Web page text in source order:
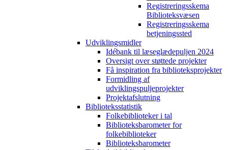
Registreringsskema
Biblioteksvæsen
Registreringsskema
betjeningssted
Udviklingsmidler
Idébank til læseglædepuljen 2024
Oversigt over støttede projekter
Få inspiration fra biblioteksprojekter
Formidling af
udviklingspuljeprojekter
Projektafslutning
Biblioteksstatistik
Folkebiblioteker i tal
Biblioteksbarometer for
folkebiblioteker
Biblioteksbarometer